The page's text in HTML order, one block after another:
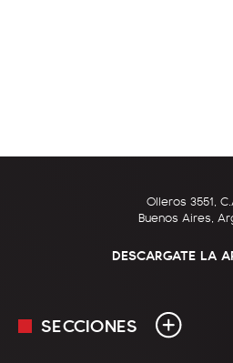
Olleros 3551,
Buenos Aires,
DESCARGATE LA
SECCIONES